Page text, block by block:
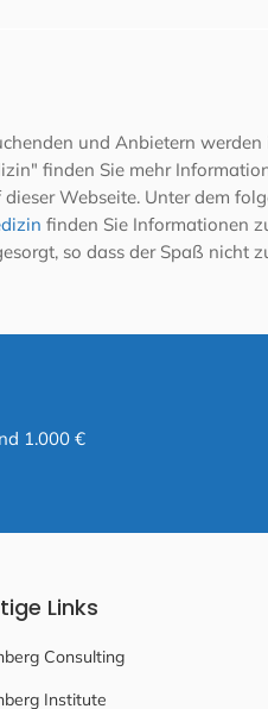
und Anbietern
finden Sie mehr
Webseite. Unter dem
finden Sie Informationen
so dass der Spaß nicht
1.000 €
Links
Consulting
Institute